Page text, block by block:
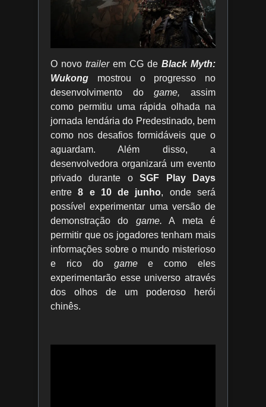
O novo trailerem CG de Black Myth:
Wukong mostrou o progresso no
desenvolvimento dogame, assim
como permitiu uma rápida olhada na
jornada lendária do Predestinado, bem
como nos desafios formidáveis que o
aguardam. Além disso, a
desenvolvedora organizará um evento
privado durante oSGF Play Days
entre 8 e 10 de junho, onde será
possível experimentar uma versão de
demonstração do game. A meta é
permitir que os jogadores tenham mais
informações sobre o mundo misterioso
e rico do gamee como eles
experimentarão esse universo através
dos olhos de um poderoso herói
chinês.